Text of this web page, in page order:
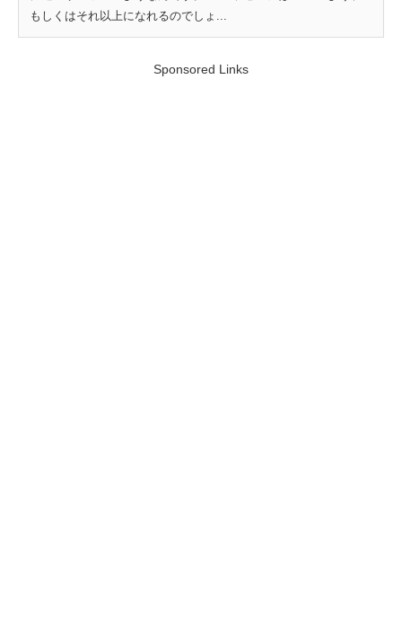
もしくはそれ以上になれるのでしょ...
Sponsored Links